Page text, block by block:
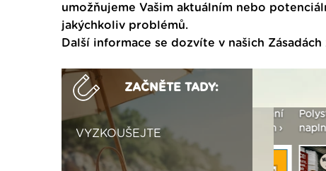
umožňujeme Vašim aktuálním nebo
jakýchkoliv problémů.
Další informace se dozvíte v našich
ZAČNĚTE TADY:
VYZKOUŠEJTE
Není polystyren? My ho
seženeme! ›
podkroví a vše o něm ›
naplno